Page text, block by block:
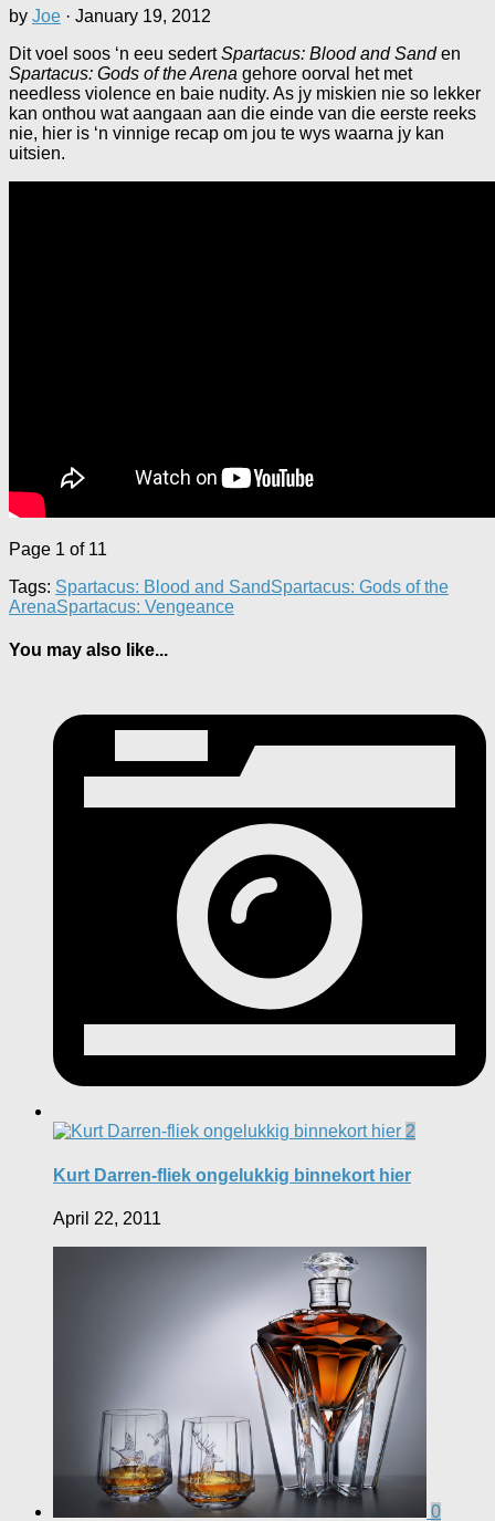
by Joe · January 19, 2012
Dit voel soos ‘n eeu sedertSpartacus: Blood and Sanden
Spartacus: Gods of the Arena gehore oorval het met
needless violence en baie nudity. As jy miskien nie so lekker
kan onthou wat aangaan aan die einde van die eerste reeks
nie, hier is ‘n vinnige recap om jou te wys waarna jy kan
uitsien.
Page 1 of 11
Tags: Spartacus: Blood and SandSpartacus: Gods of the
ArenaSpartacus: Vengeance
You may also like...
2
Kurt Darren-fliek ongelukkig binnekort hier
April 22, 2011
0